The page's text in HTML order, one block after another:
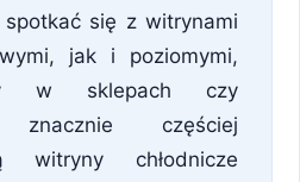
się z witrynami
jak i poziomymi,
w sklepach czy
znacznie częściej
witryny chłodnicze